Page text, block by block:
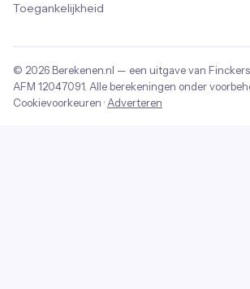
Toegankelijkheid
© 2026 Berekenen.nl — een uitgave van Finckers
AFM 12047091 . Alle berekeningen onder
Cookievoorkeuren · Adverteren